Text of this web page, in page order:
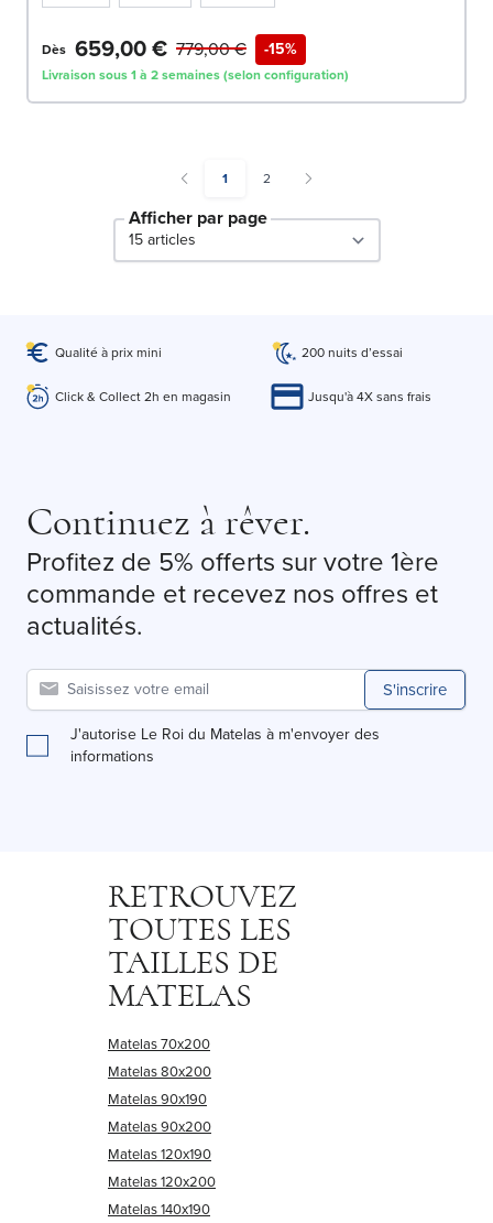
Dès 659,00 € -15%
779,00 €
Livraison sous 1 à 2 semaines (selon configuration)
You're currently reading page
1 Page
2
Afficher par page
Qualité à prix mini 200 nuits d’essai
Click & Collect 2h en magasin Jusqu'à 4X sans frais
Continuez à rêver.
Profitez de 5% offerts sur votre 1ère
commande et recevez nos offres et
actualités.
S'inscrire
J'autorise Le Roi du Matelas à m'envoyer des
informations
RETROUVEZ
TOUTES LES
TAILLES DE
MATELAS
Matelas 70x200
Matelas 80x200
Matelas 90x190
Matelas 90x200
Matelas 120x190
Matelas 120x200
Matelas 140x190